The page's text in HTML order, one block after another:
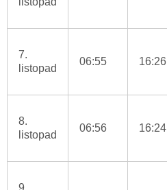
7.
listopad
06:55 16:26
8.
listopad
06:56 16:24